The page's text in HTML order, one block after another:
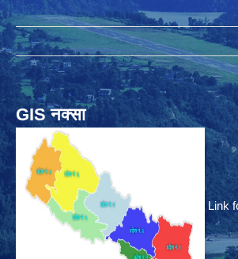
GIS नक्सा
Link